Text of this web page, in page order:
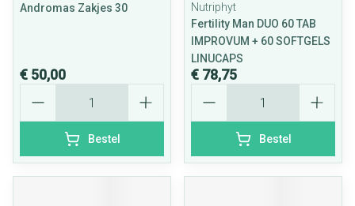
Andromas Zakjes 30
€ 50,00
Bestel
Nutriphyt
Fertility Man DUO 60 TAB
IMPROVUM + 60 SOFTGELS
LINUCAPS
€ 78,75
Bestel